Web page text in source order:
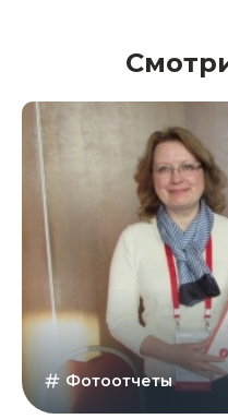
Фотоотчеты